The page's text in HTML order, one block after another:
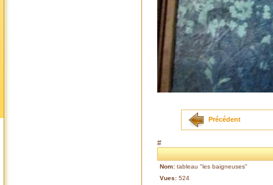
Précédent
#
Nom: tableau "les baigneuses"
Vues: 524